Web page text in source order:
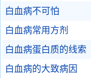
白血病不可怕
白血病常用方剂
白血病蛋白质的线索
白血病的大致病因